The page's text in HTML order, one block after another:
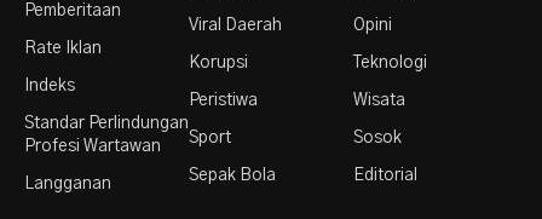
Pemberitaan
Rate Iklan
Indeks
Standar Perlindungan
Profesi Wartawan
Langganan
Viral Daerah
Korupsi
Peristiwa
Sport
Sepak Bola
Opini
Teknologi
Wisata
Sosok
Editorial